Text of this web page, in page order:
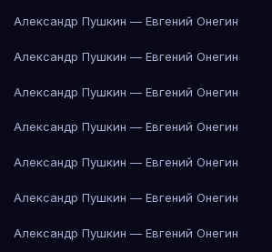
Александр Пушкин — Евгений Онегин
Александр Пушкин — Евгений Онегин
Александр Пушкин — Евгений Онегин
Александр Пушкин — Евгений Онегин
Александр Пушкин — Евгений Онегин
Александр Пушкин — Евгений Онегин
Александр Пушкин — Евгений Онегин